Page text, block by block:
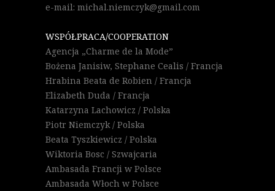
e-mail: michal.niemczyk@gmail.com
WSPÓŁPRACA/COOPERATION
Agencja „Charme de la Mode”
Bożena Janisiw, Stephane Cealis / Francja
Hrabina Beata de Robien / Francja
Elizabeth Duda / Francja
Katarzyna Lachowicz / Polska
Piotr Niemczyk / Polska
Beata Tyszkiewicz / Polska
Wiktoria Bosc / Szwajcaria
Ambasada Francji w Polsce
Ambasada Włoch w Polsce